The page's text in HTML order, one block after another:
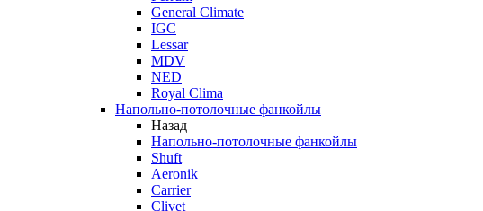
General Climate
IGC
Lessar
MDV
NED
Royal Clima
Напольно-потолочные фанкойлы
Назад
Напольно-потолочные фанкойлы
Shuft
Aeronik
Carrier
Clivet